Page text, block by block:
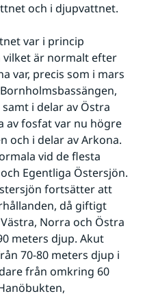
och i djupvattnet.
var i princip
är normalt efter
var, precis som i mars
i delar av Östra
av fosfat var nu högre
och i delar av Arkona.
vid de flesta
Egentliga Östersjön.
fortsätter att
då giftigt
Norra och Östra
meters djup. Akut
70-80 meters djup i
från omkring 60